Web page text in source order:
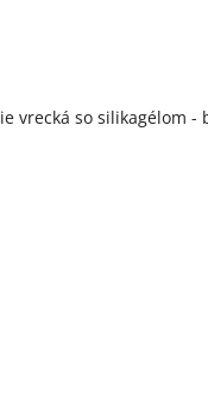
vrecká so silikagélom -